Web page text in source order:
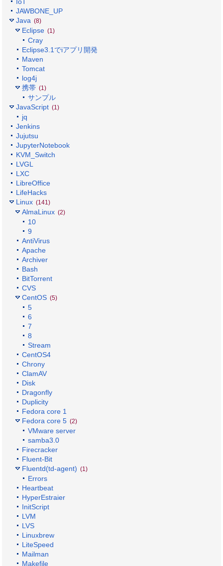
JAWBONE_UP
Java (8)
Eclipse (1)
Cray
Eclipse3.1でiアプリ開発
Maven
Tomcat
log4j
携帯 (1)
サンプル
JavaScript (1)
jq
Jenkins
Jujutsu
JupyterNotebook
KVM_Switch
LVGL
LXC
LibreOffice
LifeHacks
Linux (141)
AlmaLinux (2)
10
9
AntiVirus
Apache
Archiver
Bash
BitTorrent
CVS
CentOS (5)
5
6
7
8
Stream
CentOS4
Chrony
ClamAV
Disk
Dragonfly
Duplicity
Fedora core 1
Fedora core 5 (2)
VMware server
samba3.0
Firecracker
Fluent-Bit
Fluentd(td-agent) (1)
Errors
Heartbeat
HyperEstraier
InitScript
LVM
LVS
Linuxbrew
LiteSpeed
Mailman
Makefile